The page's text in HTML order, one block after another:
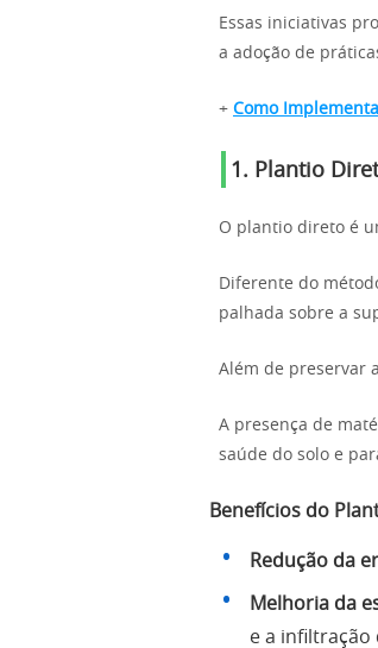
Essas iniciativas
a adoção de
+ Como
1. Plantio
O plantio direto é
Diferente do
palhada sobre a
Além de preservar
A presença de
saúde do solo e
Benefícios do
Redução da
Melhoria da
e a infiltração